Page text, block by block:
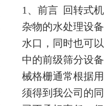
1、前言 回转式
杂物的水处理设
水口，同时也可
中的前级筛分设
械格栅通常根据
须得到我公司的